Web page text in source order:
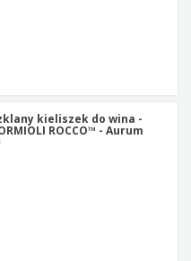
kieliszek do wina -
ROCCO™ - Aurum